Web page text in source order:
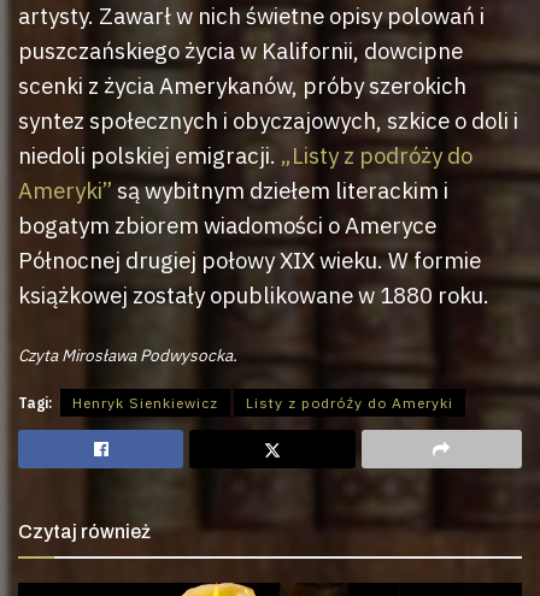
artysty. Zawarł w nich świetne opisy polowań i
puszczańskiego życia w Kalifornii, dowcipne
scenki z życia Amerykanów, próby szerokich
syntez społecznych i obyczajowych, szkice o doli i
niedoli polskiej emigracji. „Listy z podróży do
Ameryki” są wybitnym dziełem literackim i
bogatym zbiorem wiadomości o Ameryce
Północnej drugiej połowy XIX wieku. W formie
książkowej zostały opublikowane w 1880 roku.
Czyta Mirosława Podwysocka.
Tagi: Henryk Sienkiewicz Listy z podróży do Ameryki
Czytaj również